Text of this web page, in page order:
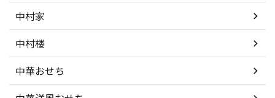
中村家
中村楼
中華おせち